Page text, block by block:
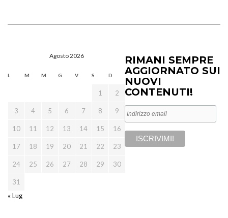
Agosto 2026
L M M G V S D
1 2
3 4 5 6 7 8 9
10 11 12 13 14 15 16
17 18 19 20 21 22 23
24 25 26 27 28 29 30
31
« Lug
RIMANI SEMPRE
AGGIORNATO SUI
NUOVI
CONTENUTI!